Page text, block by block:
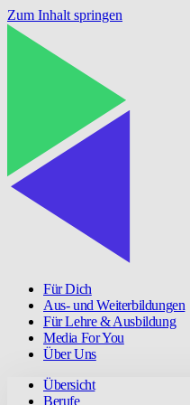
Zum Inhalt springen
Für Dich
Aus- und Weiterbildungen
Für Lehre & Ausbildung
Media For You
Über Uns
Übersicht
Berufe